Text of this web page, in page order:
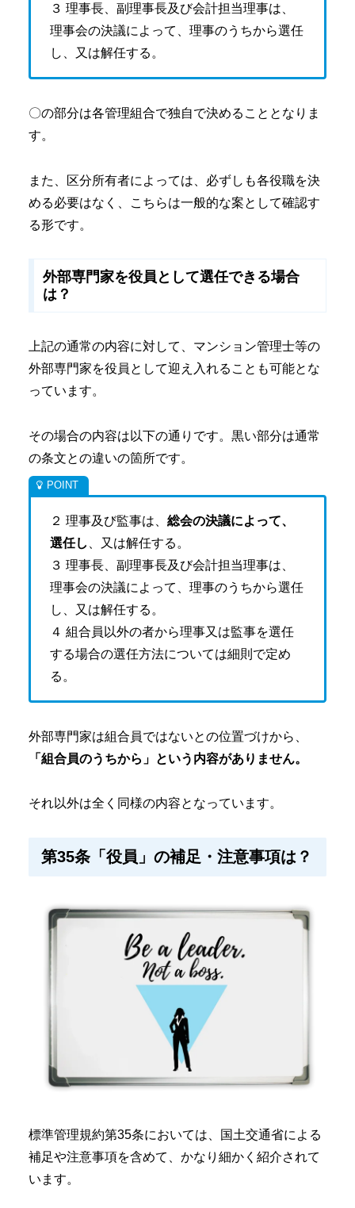
３ 理事長、副理事長及び会計担当理事は、
理事会の決議によって、理事のうちから選任
し、又は解任する。
〇の部分は各管理組合で独自で決めることとなりま
す。
また、区分所有者によっては、必ずしも各役職を決
める必要はなく、こちらは一般的な案として確認す
る形です。
外部専門家を役員として選任できる場合
は？
上記の通常の内容に対して、マンション管理士等の
外部専門家を役員として迎え入れることも可能とな
っています。
その場合の内容は以下の通りです。黒い部分は通常
の条文との違いの箇所です。
２ 理事及び監事は、 総会の決議によって、
選任し
、又は解任する。
３ 理事長、副理事長及び会計担当理事は、
理事会の決議によって、理事のうちから選任
し、又は解任する。
４ 組合員以外の者から理事又は監事を選任
する場合の選任方法については細則で定め
る。
外部専門家は組合員ではないとの位置づけから、
「組合員のうちから」という内容がありません。
それ以外は全く同様の内容となっています。
第35条「役員」の補足・注意事項は？
標準管理規約第35条においては、国土交通省による
補足や注意事項を含めて、かなり細かく紹介されて
います。